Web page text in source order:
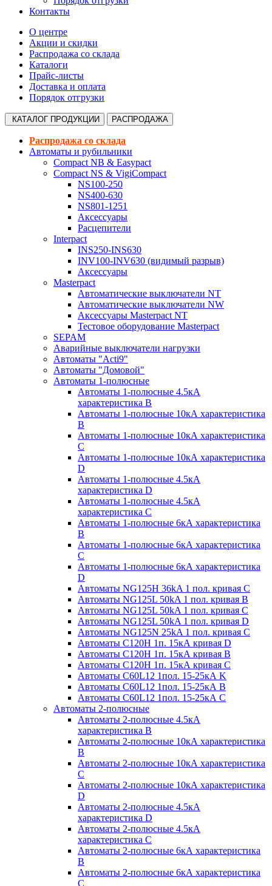
Контакты
О центре
Акции и скидки
Распродажа со склада
Каталоги
Прайс-листы
Доставка и оплата
Порядок отгрузки
КАТАЛОГ ПРОДУКЦИИ РАСПРОДАЖА
Распродажа со склада
Автоматы и рубильники
Compact NB & Easypact
Compact NS & VigiCompact
NS100-250
NS400-630
NS801-1251
Аксессуары
Расцепители
Interpact
INS250-INS630
INV100-INV630 (видимый разрыв)
Аксессуары
Masterpact
Автоматические выключатели NT
Автоматические выключатели NW
Аксессуары Masterpact NT
Тестовое оборудование Masterpact
SEPAM
Аварийные выключатели нагрузки
Автоматы "Acti9"
Автоматы "Домовой"
Автоматы 1-полюсные
Автоматы 1-полюсные 4.5кА
характеристика В
Автоматы 1-полюсные 10кА характеристика
B
Автоматы 1-полюсные 10кА характеристика
C
Автоматы 1-полюсные 10кА характеристика
D
Автоматы 1-полюсные 4.5кА
характеристика D
Автоматы 1-полюсные 4.5кА
характеристика С
Автоматы 1-полюсные 6кА характеристика
B
Автоматы 1-полюсные 6кА характеристика
C
Автоматы 1-полюсные 6кА характеристика
D
Автоматы NG125H 36kA 1 пол. кривая C
Автоматы NG125L 50kA 1 пол. кривая B
Автоматы NG125L 50kA 1 пол. кривая C
Автоматы NG125L 50kA 1 пол. кривая D
Автоматы NG125N 25kA 1 пол. кривая C
Автоматы С120H 1п. 15кА кривая D
Автоматы С120H 1п. 15кА кривая В
Автоматы С120H 1п. 15кА кривая С
Автоматы С60L12 1пол. 15-25кА K
Автоматы С60L12 1пол. 15-25кА В
Автоматы С60L12 1пол. 15-25кА С
Автоматы 2-полюсные
Автоматы 2-полюсные 4.5кА
характеристика В
Автоматы 2-полюсные 10кА характеристика
B
Автоматы 2-полюсные 10кА характеристика
C
Автоматы 2-полюсные 10кА характеристика
D
Автоматы 2-полюсные 4.5кА
характеристика D
Автоматы 2-полюсные 4.5кА
характеристика С
Автоматы 2-полюсные 6кА характеристика
B
Автоматы 2-полюсные 6кА характеристика
C